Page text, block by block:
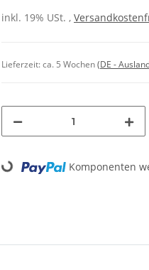
inkl. 19% USt. ,
Lieferzeit:ca. 5 Wochen(DE -
Loading... Komponenten